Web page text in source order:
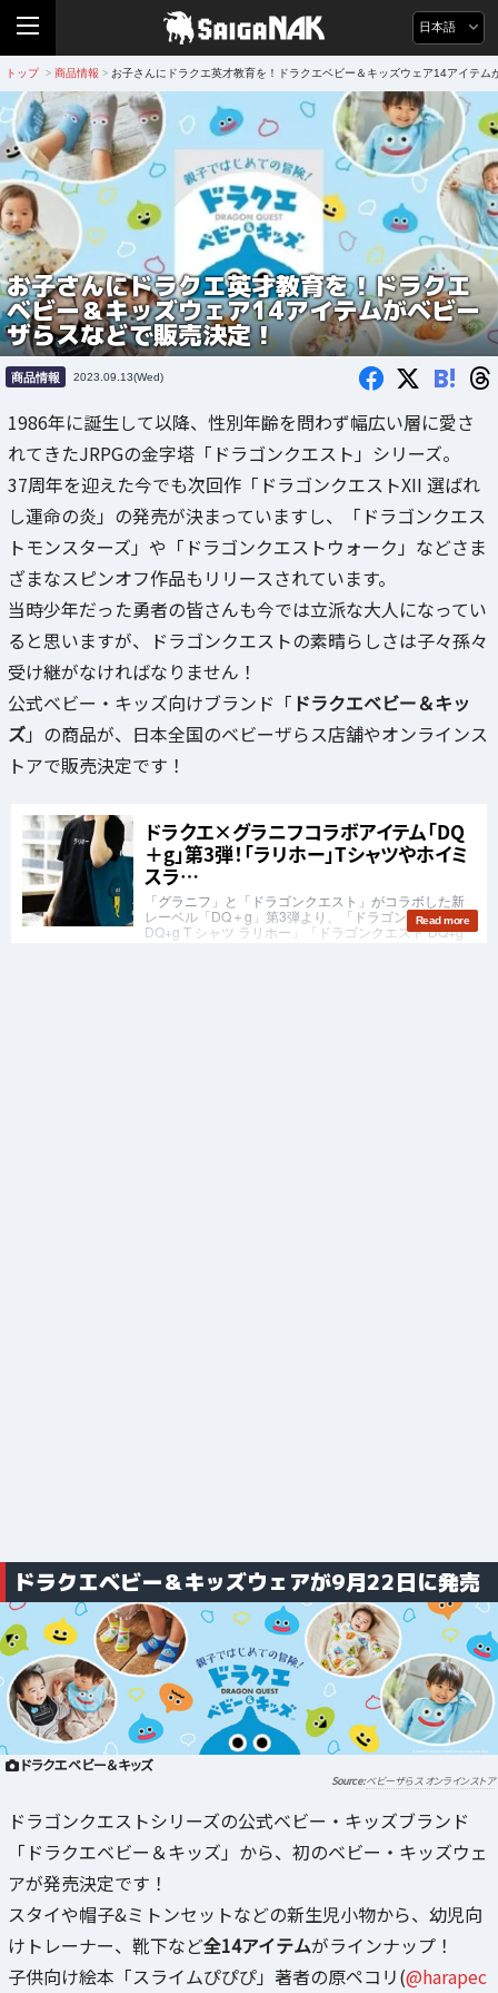
日本語
トップ > 商品情報 > お子さんにドラクエ英才教育を！ドラクエベビー＆キッズウェア14アイテム
お子さんにドラクエ英才教育を！ドラクエ
ベビー＆キッズウェア14アイテムがベビー
ザらスなどで販売決定！
商品情報 2023.09.13(Wed) B!
1986年に誕生して以降、性別年齢を問わず幅広い層に愛さ
れてきたJRPGの金字塔「ドラゴンクエスト」シリーズ。
37周年を迎えた今でも次回作「ドラゴンクエストXII 選ばれ
し運命の炎」の発売が決まっていますし、「ドラゴンクエス
トモンスターズ」や「ドラゴンクエストウォーク」などさま
ざまなスピンオフ作品もリリースされています。
当時少年だった勇者の皆さんも今では立派な大人になってい
ると思いますが、ドラゴンクエストの素晴らしさは子々孫々
受け継がなければなりません！
公式ベビー・キッズ向けブランド「 ドラクエベビー＆キッ
ズ」の商品が、日本全国のベビーザらス店舗やオンラインス
トアで販売決定です！
ドラクエベビー＆キッズウェアが9月22日に発売
ドラクエベビー＆キッズ
ベビーザらス オンラインストア
ドラゴンクエストシリーズの公式ベビー・キッズブランド
「ドラクエベビー＆キッズ」から、初のベビー・キッズウェ
アが発売決定です！
スタイや帽子&ミトンセットなどの新生児小物から、幼児向
けトレーナー、靴下など全14アイテムがラインナップ！
子供向け絵本「スライムぴぴぴ」著者の原ペコリ(@harapec